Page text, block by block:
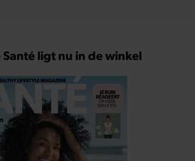
Santé ligt nu in de winkel